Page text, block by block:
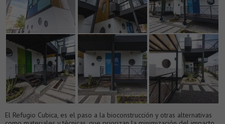
El Refugio Cubica, es el paso a la bioconstrucción y otras alternativas